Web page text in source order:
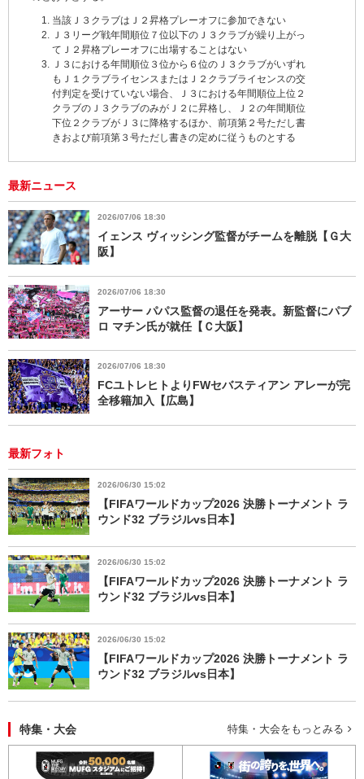
当該Ｊ３クラブはＪ２昇格プレーオフに参加できない
Ｊ３リーグ戦年間順位７位以下のＪ３クラブが繰り上がっ
てＪ２昇格プレーオフに出場することはない
Ｊ３における年間順位３位から６位のＪ３クラブがいずれ
もＪ１クラブライセンスまたはＪ２クラブライセンスの交
付判定を受けていない場合、Ｊ３における年間順位上位２
クラブのＪ３クラブのみがＪ２に昇格し、Ｊ２の年間順位
下位２クラブがＪ３に降格するほか、前項第２号ただし書
きおよび前項第３号ただし書きの定めに従うものとする
最新ニュース
2026/07/06 18:30
イェンス ヴィッシング監督がチームを離脱【Ｇ大
阪】
2026/07/06 18:30
アーサー パパス監督の退任を発表。新監督にパブ
ロ マチン氏が就任【Ｃ大阪】
2026/07/06 18:30
FCユトレヒトよりFWセバスティアン アレーが完
全移籍加入【広島】
最新フォト
2026/06/30 15:02
【FIFAワールドカップ2026 決勝トーナメント ラ
ウンド32 ブラジルvs日本】
2026/06/30 15:02
【FIFAワールドカップ2026 決勝トーナメント ラ
ウンド32 ブラジルvs日本】
2026/06/30 15:02
【FIFAワールドカップ2026 決勝トーナメント ラ
ウンド32 ブラジルvs日本】
特集・大会 特集・大会をもっとみる